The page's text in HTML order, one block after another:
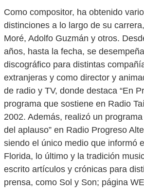
Como compositor, ha obtenido
distinciones a lo largo de su
Moré, Adolfo Guzmán y otros.
años, hasta la fecha, se
discográfico para distintas
extranjeras y como director y
de radio y TV, donde destaca “En
programa que sostiene en Radio
2002. Además, realizó un
del aplauso” en Radio Progreso
siendo el único medio que informó
Florida, lo último y la tradición
escrito artículos y crónicas para
prensa, como Sol y Son; página